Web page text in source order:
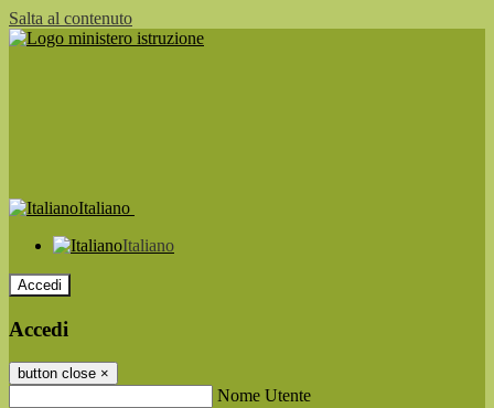
Salta al contenuto
Italiano
Italiano
Accedi
Accedi
button close ×
Nome Utente